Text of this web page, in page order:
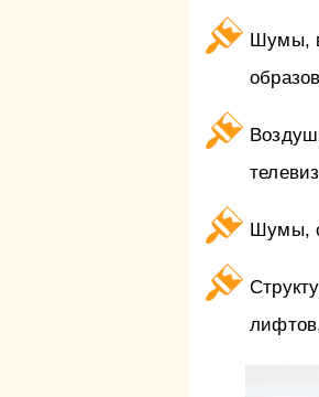
Шумы,
Шумы,